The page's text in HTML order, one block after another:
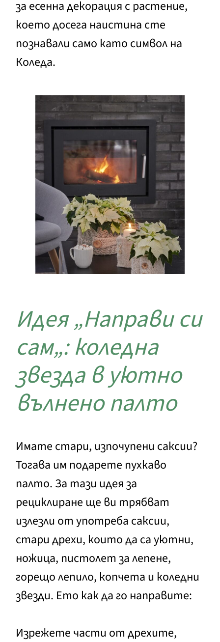
за есенна декорация с растение,
което досега наистина сте
познавали само като символ на
Коледа.
Идея „Направи си
сам„: коледна
звезда в уютно
вълнено палто
Имате стари, изпочупени саксии?
Тогава им подарете пухкаво
палто. За тази идея за
рециклиране ще ви трябват
излезли от употреба саксии,
стари дрехи, които да са уютни,
ножица, пистолет за лепене,
горещо лепило, копчета и коледни
звезди. Ето как да го направите:
Изрежете части от дрехите,